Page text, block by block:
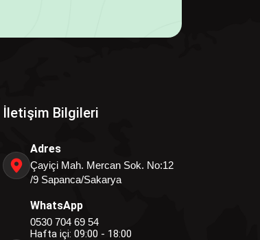
İletişim Bilgileri
Adres
Çayiçi Mah. Mercan Sok. No:12
/9 Sapanca/Sakarya
WhatsApp
0530 704 69 54
Hafta içi: 09:00 - 18:00